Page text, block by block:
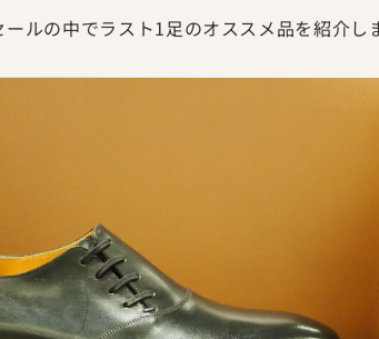
ルの中でラスト1足のオススメ品を紹介し